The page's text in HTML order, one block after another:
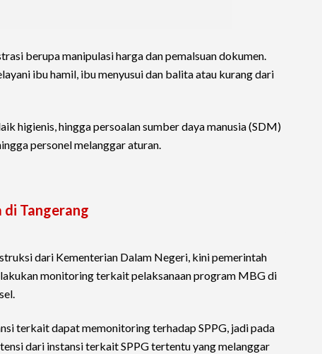
berupa manipulasi harga dan pemalsuan dokumen.
ibu hamil, ibu menyusui dan balita atau kurang dari
higienis, hingga persoalan sumber daya manusia (SDM)
personel melanggar aturan.
di Tangerang
dari Kementerian Dalam Negeri, kini pemerintah
monitoring terkait pelaksanaan program MBG di
terkait dapat memonitoring terhadap SPPG, jadi pada
dari instansi terkait SPPG tertentu yang melanggar